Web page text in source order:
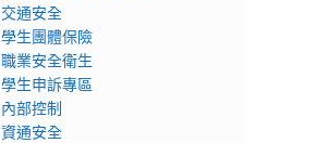
交通安全
學生團體保險
職業安全衛生
學生申訴專區
內部控制
資通安全